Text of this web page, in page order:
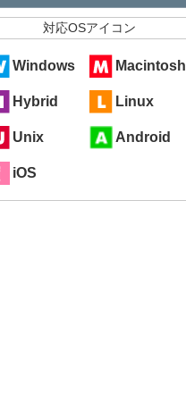
対応OSアイコン
Windows Macintosh
Hybrid Linux
Unix Android
iOS